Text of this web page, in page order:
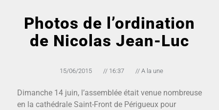
Photos de l’ordination
de Nicolas Jean-Luc
15/06/2015 // 16:37 // A la une
Dimanche 14 juin, l’assemblée était venue nombreuse
en la cathédrale Saint-Front de Périgueux pour